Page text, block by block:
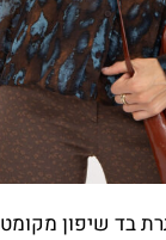
בד שיפון מקומט